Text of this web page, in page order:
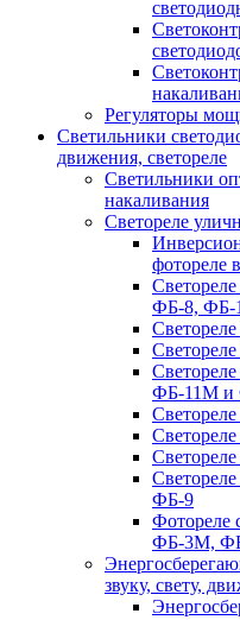
Регуляторы
Светильники
движения, светореле
Светильники
накаливания
Светореле
фотореле
ФБ-8, ФБ-
ФБ-11М и
ФБ-9
Фотореле
ФБ-3М,
звуку, свету,